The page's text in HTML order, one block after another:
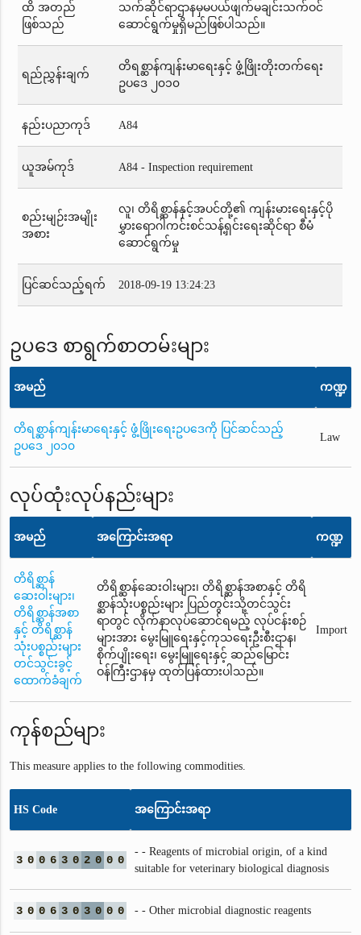
ထိ အတည်
ဖြစ်သည်
သက်ဆိုင်ရာဌာနမှမပယ်ဖျက်မချင်းသက်ဝင်
ဆောင်ရွက်မှုရှိမည်ဖြစ်ပါသည်။
ရည်ညွှန်းချက်
တိရစ္ဆာန်ကျန်းမာရေးနှင့် ဖွံ့ဖြိုးတိုးတက်ရေး
ဥပဒေ ၂၀၁၀
နည်းပညာကုဒ် A84
ယူအမ်ကုဒ် A84 - Inspection requirement
စည်းမျဉ်းအမျိုး
အစား
လူ၊ တိရိစ္ဆာန်နှင့်အပင်တို့၏ ကျန်းမားရေးနှင့်ပို
မွှားရောဂါကင်းစင်သန့်ရှင်းရေးဆိုင်ရာ စီမံ
ဆောင်ရွက်မှု
ပြင်ဆင်သည့်ရက် 2018-09-19 13:24:23
ဥပဒေ စာရွက်စာတမ်းများ
အမည် ကဏ္ဍ
တိရစ္ဆာန်ကျန်းမာရေးနှင့် ဖွံ့ဖြိုးရေးဥပဒေကို ပြင်ဆင်သည့်
ဥပဒေ ၂၀၁၀
Law
လုပ်ထုံးလုပ်နည်းများ
အမည် အကြောင်းအရာ ကဏ္ဍ
တိရိစ္ဆာန်
ဆေးဝါးများ၊
တိရိစ္ဆာန်အစာ
နှင့် တိရိစ္ဆာန်
သုံးပစ္စည်းများ
တင်သွင်းခွင့်
ထောက်ခံချက်
တိရိစ္ဆာန်ဆေးဝါးများ၊ တိရိစ္ဆာန်အစာနှင့် တိရိ
စ္ဆာန်သုံးပစ္စည်းများ ပြည်တွင်းသို့တင်သွင်း
ရာတွင် လိုက်နာလုပ်ဆောင်ရမည့် လုပ်ငန်းစဉ်
များအား မွေးမြူရေးနှင့်ကုသရေးဦးစီးဌာန၊
စိုက်ပျိုးရေး၊ မွေးမြူရေးနှင့် ဆည်မြောင်း
ဝန်ကြီးဌာနမှ ထုတ်ပြန်ထားပါသည်။
Import
ကုန်စည်များ
This measure applies to the following commodities.
HS Code အကြောင်းအရာ
3 0 0 6 3 0 2 0 0 0
- - Reagents of microbial origin, of a kind
suitable for veterinary biological diagnosis
3 0 0 6 3 0 3 0 0 0 - - Other microbial diagnostic reagents